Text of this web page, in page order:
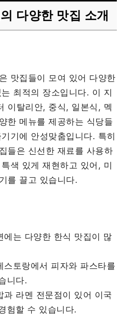
다양한 맛집 소개
맛집들이 모여 있어 다양한
최적의 장소입니다. 이 지
이탈리안, 중식, 일본식, 멕
한 메뉴를 제공하는 식당들
기에 안성맞춤입니다. 특히
들은 신선한 재료를 사용하
색 있게 재현하고 있어, 미
를 끌고 있습니다.
에는 다양한 한식 맛집이 많
스토랑에서 피자와 파스타를
니다.
과 라멘 전문점이 있어 이국
험할 수 있습니다.